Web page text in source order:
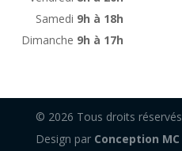
Samedi 9h à 18h
Dimanche 9h à 17h
© 2026 Tous droits réservés
Design par Conception MC